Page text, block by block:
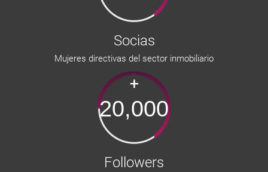
Socias
Mujeres directivas del sector inmobiliario
20,000
Followers
+